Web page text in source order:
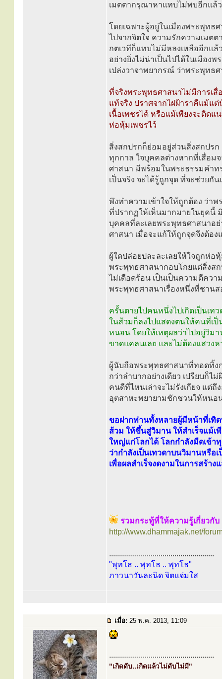
เมตตากรุณาหาแทบไม่พบอีกแล้
โดยเฉพาะผู้อยู่ในเมืองพระพุท
ไปจากจิตใจ ความรักความเมต
กตเวทีก็แทบไม่มีหลงเหลืออีกแล้
อย่างยิ่งไม่น่าเป็นไปได้ในเมือง
เปล่งวาจาพยากรณ์ ว่าพระพุทธ
ที่จริงพระพุทธศาสนาไม่มีการเสื่
แท้จริง ปราศจากไฝฝ้าราคีแม้แ
เนื้อเพชรได้ หรือแม้เพียงจะติด
ห่อหุ้มเพชรไว้
สิ่งสกปรกก็ย่อมอยู่ส่วนสิ่งสกปรก
ทุกกาล ใจบุคคลต่างหากที่เสื่อ
ศาสนา มีพร้อมในพระธรรมคำท
เป็นจริง จะได้รู้ถูกจุด ที่จะช่วยกั
พึงทำความเข้าใจให้ถูกต้อง ว่า
ที่ปรากฏให้เห็นมากมายในยุคนี้
บุคคลที่ละเลยพระพุทธศาสนาอ
ศาสนา เมื่อจะแก้ให้ถูกจุดจึงต้อ
ผู้ใดปล่อยปละละเลยให้ใจถูกห่
พระพุทธศาสนากอบโกยแต่สิ่งส
ไม่เดือดร้อน เป็นเป็นความดีคว
พระพุทธศาสนาเรื่องหนึ่งที่ชาน
ครั้นตายไปคนหนึ่งไปเกิดเป็นเท
ในส้วมก็ลงไปแสดงตนให้คนที่เ
หนอน โดยให้เหตุผลว่าไปอยู่วิม
ขาดแคลนเลย และไม่ต้องแสวงห
ผู้นับถือพระพุทธศาสนาที่ทอดทิ้ง
กว่าลำบากอย่างเดียว เปรียบก็ไ
คนดีที่ไหนเล่าจะไม่รังเกียจ แต่
อุตสาหะพยายามชักชวนให้หนอ
ขอฝากท่านทั้งหลายผู้มีหน้าที่เทิ
ส้วม ให้ขึ้นสู่วิมาน ให้สำเร็จแม้เ
ใหญ่แก่โลกได้ โลกกำลังมืดเข้า
ว่ากำลังเป็นเทวดาบนวิมานหรื
เพื่อผลสำเร็จงดงามในการสร้า
รวมกระทู้ที่ให้ความรู้เกี่ยวกั
http://www.dhammajak.net/
.....................................................
"พุทโธ .. พุทโธ .. พุทโธ"
ภาวนาวันละนิด จิตแจ่มใส
เมื่อ: 25 พ.ค. 2013, 11:09
.....................................................
"เกิดดับ..เกิดแล้วไม่ดับไม่มี"